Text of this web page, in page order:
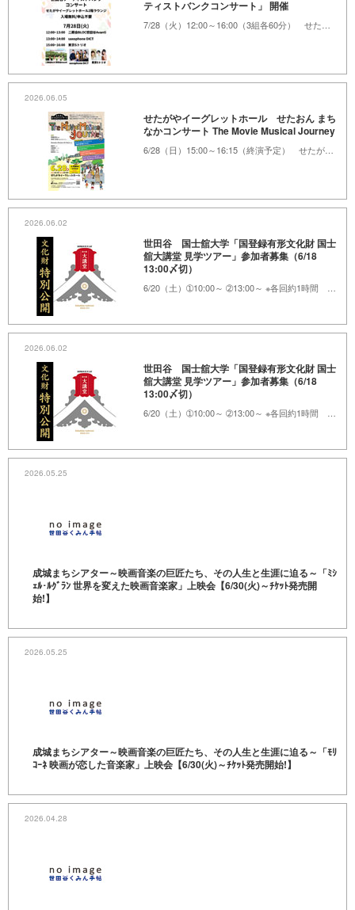
ティストバンクコンサート」 開催
2026.06.05
せたがやイーグレットホール せたおん まち
なかコンサート The Movie Musical Journey
2026.06.02
世田谷 国士舘大学「国登録有形文化財 国士
舘大講堂 見学ツアー」参加者募集（6/18
13:00〆切）
2026.06.02
世田谷 国士舘大学「国登録有形文化財 国士
舘大講堂 見学ツアー」参加者募集（6/18
13:00〆切）
2026.05.25
成城まちシアター～映画音楽の巨匠たち、その人生と生涯に迫る～「ﾐｼ
ｪﾙ･ﾙｸﾞﾗﾝ 世界を変えた映画音楽家」上映会【6/30(火)～ﾁｹｯﾄ発売開
始!】
2026.05.25
成城まちシアター～映画音楽の巨匠たち、その人生と生涯に迫る～「ﾓﾘ
ｺｰﾈ 映画が恋した音楽家」上映会【6/30(火)～ﾁｹｯﾄ発売開始!】
2026.04.28